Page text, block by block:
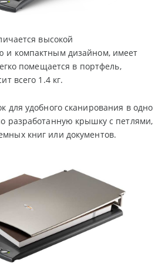
высокой
и компактным дизайном, имеет
помещается в портфель,
всего 1.4 кг.
для удобного сканирования в одно
разработанную крышку с петлями,
книг или документов.